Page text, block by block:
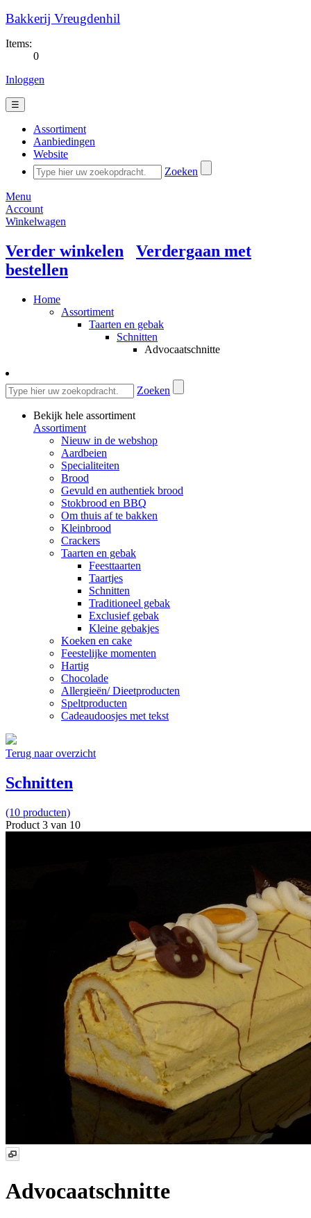
Bakkerij Vreugdenhil
Items:
0
Inloggen
☰
Assortiment
Aanbiedingen
Website
Zoeken
Menu
Account
Winkelwagen
Verder winkelen
Verdergaan met
bestellen
Home
Assortiment
Taarten en gebak
Schnitten
Advocaatschnitte
Zoeken
Bekijk hele assortiment
Assortiment
Nieuw in de webshop
Aardbeien
Specialiteiten
Brood
Gevuld en authentiek brood
Stokbrood en BBQ
Om thuis af te bakken
Kleinbrood
Crackers
Taarten en gebak
Feesttaarten
Taartjes
Schnitten
Traditioneel gebak
Exclusief gebak
Kleine gebakjes
Koeken en cake
Feestelijke momenten
Hartig
Chocolade
Allergieën/ Dieetproducten
Speltproducten
Cadeaudoosjes met tekst
Terug naar overzicht
Schnitten
(10 producten)
Product 3 van 10
Advocaatschnitte